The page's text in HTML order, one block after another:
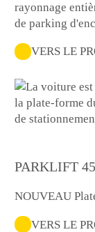
rayonnage
de parking
VERS LE
PARKLIFT
NOUVEAU
VERS LE